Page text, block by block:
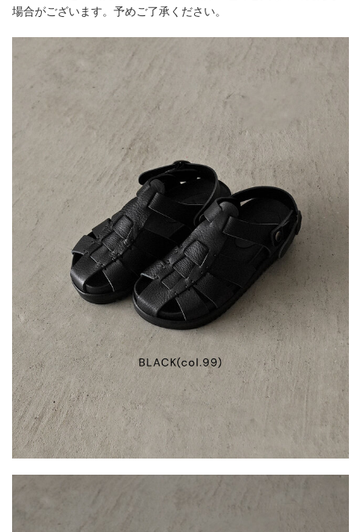
場合がございます。予めご了承ください。